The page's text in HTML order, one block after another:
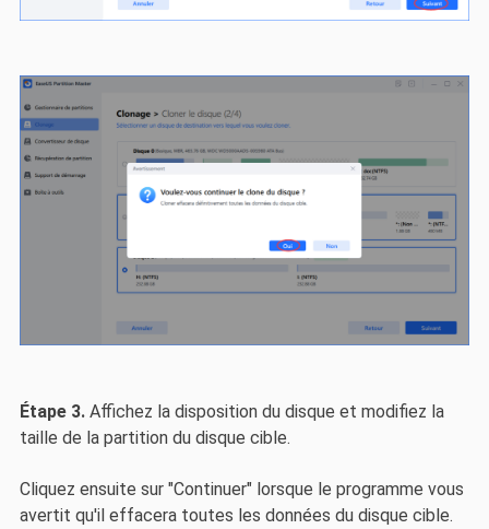
Étape 3. Affichez la disposition du disque et modifiez la
taille de la partition du disque cible.
Cliquez ensuite sur "Continuer" lorsque le programme vous
avertit qu'il effacera toutes les données du disque cible.